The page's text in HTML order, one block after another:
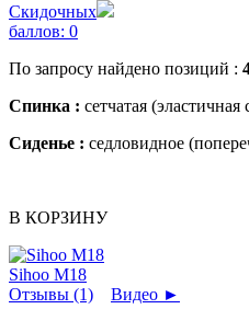
Скидочных
баллов: 0
По запросу найдено позиций :
Спинка : сетчатая
Сиденье : седловидное
В КОРЗИНУ
Sihoo M18
Отзывы (1)
Видео ►